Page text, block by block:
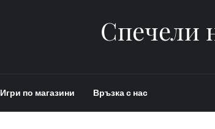
Спечели
Игри по магазини Връзка с нас